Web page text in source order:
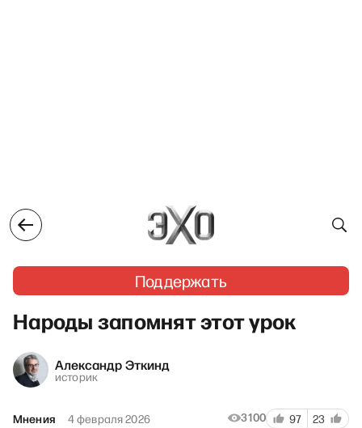
Поддержать
Народы запомнят этот урок
Александр Эткинд
историк
Мнения 4 февраля 2026 3100 97 23